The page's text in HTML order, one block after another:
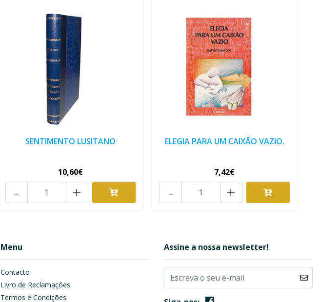
SENTIMENTO LUSITANO
10,60€
+
-
ELEGIA PARA UM CAIXÃO VAZIO.
7,42€
+
-
Menu
Contacto
Livro de Reclamações
Termos e Condições
Assine a nossa newsletter!